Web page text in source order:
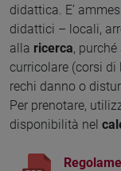
didattica. E’
didattici – locali,
alla ricerca,
curricolare (corsi di
rechi danno o
Per prenotare,
disponibilità nel